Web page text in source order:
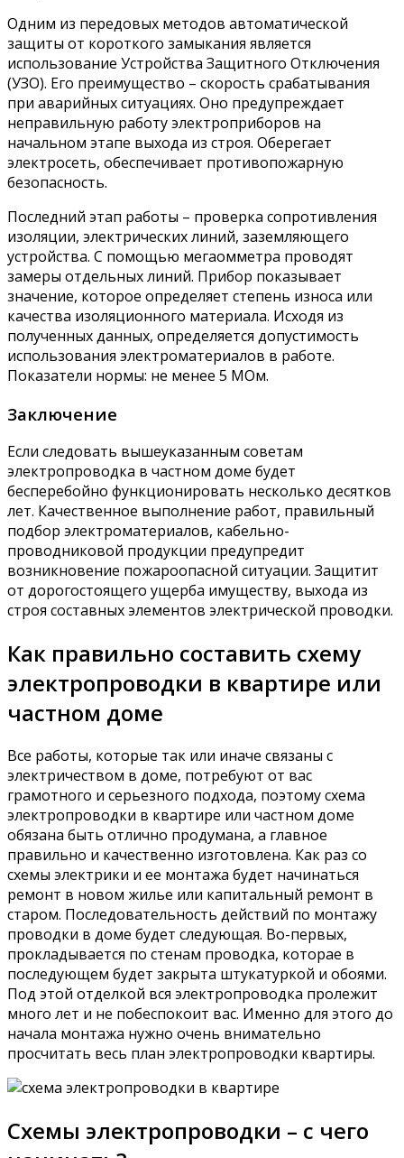
Одним из передовых методов автоматической
защиты от короткого замыкания является
использование Устройства Защитного Отключения
(УЗО). Его преимущество – скорость срабатывания
при аварийных ситуациях. Оно предупреждает
неправильную работу электроприборов на
начальном этапе выхода из строя. Оберегает
электросеть, обеспечивает противопожарную
безопасность.
Последний этап работы – проверка сопротивления
изоляции, электрических линий, заземляющего
устройства. С помощью мегаомметра проводят
замеры отдельных линий. Прибор показывает
значение, которое определяет степень износа или
качества изоляционного материала. Исходя из
полученных данных, определяется допустимость
использования электроматериалов в работе.
Показатели нормы: не менее 5 МОм.
Заключение
Если следовать вышеуказанным советам
электропроводка в частном доме будет
бесперебойно функционировать несколько десятков
лет. Качественное выполнение работ, правильный
подбор электроматериалов, кабельно-
проводниковой продукции предупредит
возникновение пожароопасной ситуации. Защитит
от дорогостоящего ущерба имуществу, выхода из
строя составных элементов электрической проводки.
Как правильно составить схему
электропроводки в квартире или
частном доме
Все работы, которые так или иначе связаны с
электричеством в доме, потребуют от вас
грамотного и серьезного подхода, поэтому схема
электропроводки в квартире или частном доме
обязана быть отлично продумана, а главное
правильно и качественно изготовлена. Как раз со
схемы электрики и ее монтажа будет начинаться
ремонт в новом жилье или капитальный ремонт в
старом. Последовательность действий по монтажу
проводки в доме будет следующая. Во-первых,
прокладывается по стенам проводка, которае в
последующем будет закрыта штукатуркой и обоями.
Под этой отделкой вся электропроводка пролежит
много лет и не побеспокоит вас. Именно для этого до
начала монтажа нужно очень внимательно
просчитать весь план электропроводки квартиры.
Схемы электропроводки – с чего